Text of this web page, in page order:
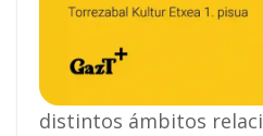
distintos ámbitos